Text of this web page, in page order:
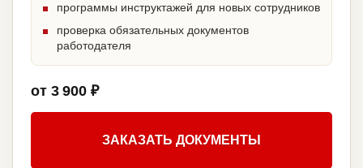
программы инструктажей для новых сотрудников
проверка обязательных документов
работодателя
от 3 900 ₽
ЗАКАЗАТЬ ДОКУМЕНТЫ